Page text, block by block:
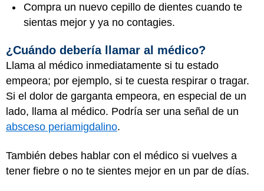
Compra un nuevo cepillo de dientes cuando te
sientas mejor y ya no contagies.
¿Cuándo debería llamar al médico?
Llama al médico inmediatamente si tu estado
empeora; por ejemplo, si te cuesta respirar o tragar.
Si el dolor de garganta empeora, en especial de un
lado, llama al médico. Podría ser una señal de un
absceso periamigdalino.
También debes hablar con el médico si vuelves a
tener fiebre o no te sientes mejor en un par de días.